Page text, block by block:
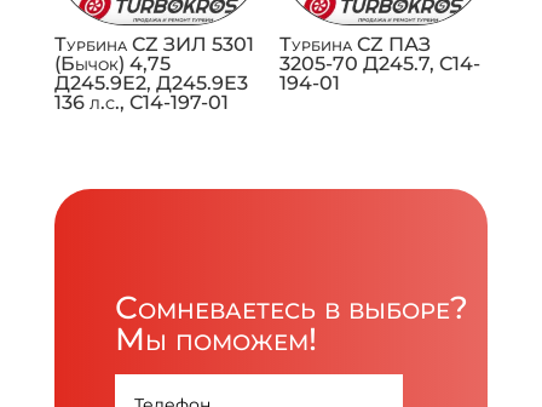
Турбина CZ ЗИЛ 5301
(Бычок) 4,75
Д245.9Е2, Д245.9Е3
136 л.с., C14-197-01
Турбина CZ ПАЗ
3205-70 Д245.7, C14-
194-01
Сомневаетесь в выборе?
Мы поможем!